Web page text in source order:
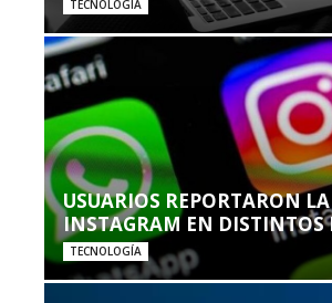
TECNOLOGÍA
USUARIOS REPORTARON
INSTAGRAM EN DISTINTOS
TECNOLOGÍA